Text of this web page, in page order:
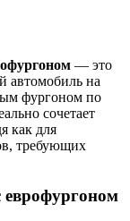
— это
автомобиль на
фургоном по
сочетает
как для
требующих
еврофургоном